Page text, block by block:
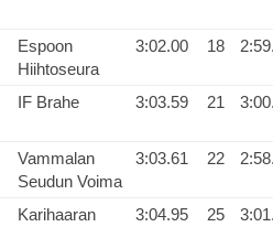
Espoon
Hiihtoseura
3:02.00 18
IF Brahe 3:03.59 21
Vammalan
Seudun Voima
3:03.61 22
Karihaaran
3:04.95 25